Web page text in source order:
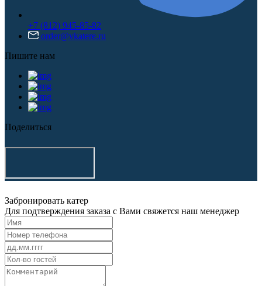
+7 (812) 945-85-82
order@vkatere.ru
Пишите нам
Поделиться
Забронировать катер
Для подтверждения заказа с Вами свяжется наш менеджер